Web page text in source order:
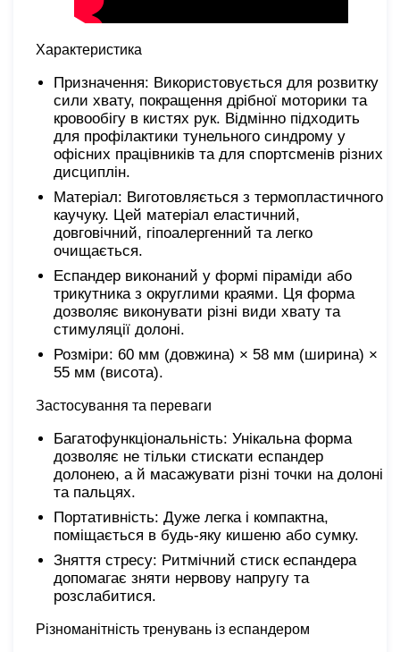
Характеристика
Призначення: Використовується для розвитку
сили хвату, покращення дрібної моторики та
кровообігу в кистях рук. Відмінно підходить
для профілактики тунельного синдрому у
офісних працівників та для спортсменів різних
дисциплін.
Матеріал: Виготовляється з термопластичного
каучуку. Цей матеріал еластичний,
довговічний, гіпоалергенний та легко
очищається.
Еспандер виконаний у формі піраміди або
трикутника з округлими краями. Ця форма
дозволяє виконувати різні види хвату та
стимуляції долоні.
Розміри: 60 мм (довжина) × 58 мм (ширина) ×
55 мм (висота).
Застосування та переваги
Багатофункціональність: Унікальна форма
дозволяє не тільки стискати еспандер
долонею, а й масажувати різні точки на долоні
та пальцях.
Портативність: Дуже легка і компактна,
поміщається в будь-яку кишеню або сумку.
Зняття стресу: Ритмічний стиск еспандера
допомагає зняти нервову напругу та
розслабитися.
Різноманітність тренувань із еспандером